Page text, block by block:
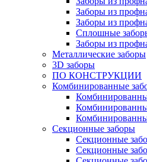
Заборы из
Заборы из
Сплошные
Заборы из
Металлические заборы
3D заборы
ПО КОНСТРУКЦИИ
Комбинированные
Секционные заборы
Секционные
Секционные